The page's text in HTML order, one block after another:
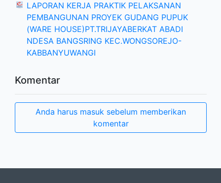
LAPORAN KERJA PRAKTIK PELAKSANAN
PEMBANGUNAN PROYEK GUDANG PUPUK
(WARE HOUSE)PT.TRIJAYABERKAT ABADI
NDESA BANGSRING KEC.WONGSOREJO-
KABBANYUWANGI
Komentar
Anda harus masuk sebelum memberikan
komentar